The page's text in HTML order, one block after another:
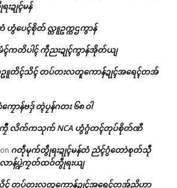
န်ပရိုၚ်ဗၠးၜးမန်
ပရိုၚ်လက္ကရဴအိုတ်
– စ
ညးအာကၠုၚ် တ္ၚဲ “မ၊ စုံ”ဗၠေတ်မှာ
တံ ဒးဒဏ်သြန် (၃၀၀၀၀) ဒကေ
March 17, 2026
ဍုၚ်မန်
ဟွံပေၚ်စိုတ် လ္တူဥက္ကဌကွာန်
ၚ်ကတိပါၚ် ကဵုညးဍုၚ်ကွာန်အိုတ်ယျ
ဥူတိၚ်သိၚ် တပ်တးလတူကောန်ဍုၚ်အရေၚ်တအ်
ာန်ဗဒှ် တ္ၚဲပၠန်ဂတး ၆၈ ဝါ
ကၠဳ လိက်ကသုက် NCA ဟွံဂွံတၚ်တုပ်စိုတ်ဏီ
on ဂတဵုမုက်တွဵုရးဍုၚ်မန်တံ ညံၚ်ဂွံတောဲစုတ်သီု
ာန်ပ္ဍဲကၠတ်ထဝ်တွဵုရးယျ
တပ်တးလတူကောန်ဍုၚ်အရေၚ်တအ်ညိဟာ